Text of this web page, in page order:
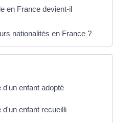
en France devient-il
nationalités en France ?
d'un enfant adopté
d'un enfant recueilli